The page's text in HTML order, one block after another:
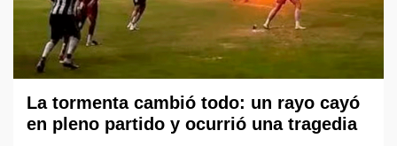
La tormenta cambió todo: un rayo cayó
en pleno partido y ocurrió una tragedia